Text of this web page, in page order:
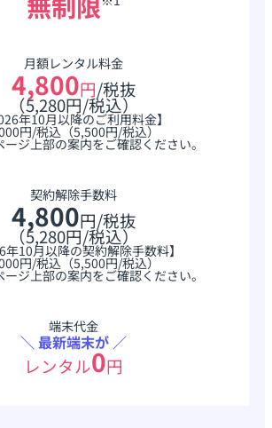
月額レンタル料金
4,800円/税抜
（5,280円/税込）
年10月以降のご利用料金】
円/税込（5,500円/税込）
ジ上部の案内をご確認ください。
契約解除手数料
4,800円/税抜
（5,280円/税込）
年10月以降の契約解除手数料】
円/税込（5,500円/税込）
ジ上部の案内をご確認ください。
端末代金
＼ 最新端末が ／
レンタル0円